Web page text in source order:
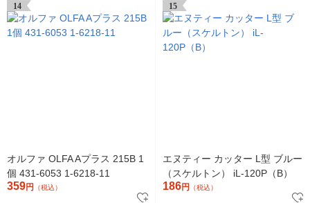
14
オルファ OLFA Aプラス 215B 1
個 431-6053 1-6218-11
359円 （税込）
15
エヌティー カッター L型 ブルー
（スケルトン） iL-120P（B）
186円 （税込）